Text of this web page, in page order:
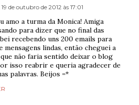
19 de outubro de 2012 às 17:01
amo a turma da Monica! Amiga
para dizer que no final das
recebendo uns 200 emails para
mensagens lindas, então cheguei a
não faria sentido deixar o blog
isso reabrir e queria agradecer de
palavras. Beijos =*